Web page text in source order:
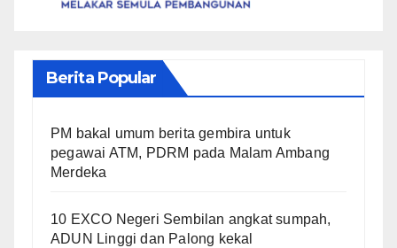
Berita Popular
PM bakal umum berita gembira untuk
pegawai ATM, PDRM pada Malam Ambang
Merdeka
10 EXCO Negeri Sembilan angkat sumpah,
ADUN Linggi dan Palong kekal